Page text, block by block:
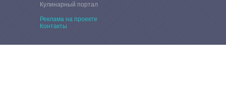
Кулинарный портал
Реклама на проекте
Контакты